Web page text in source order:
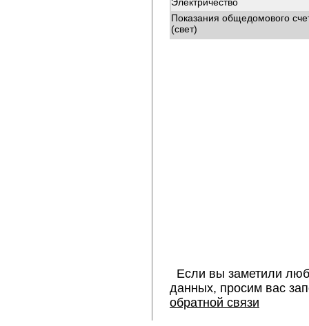
Показания общедомового
(свет)
Если вы заметили
данных, просим вас
обратной связи